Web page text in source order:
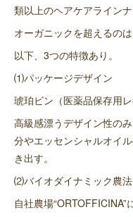
類以上のヘアケアラインナ
オーガニックを超えるのは
以下、3つの特徴あり。
⑴パッケージデザイン
琥珀ビン（医薬品保存用
高級感漂うデザイン性の
分やエッセンシャルオイ
き出す。
⑵バイオダイナミック農法
自社農場